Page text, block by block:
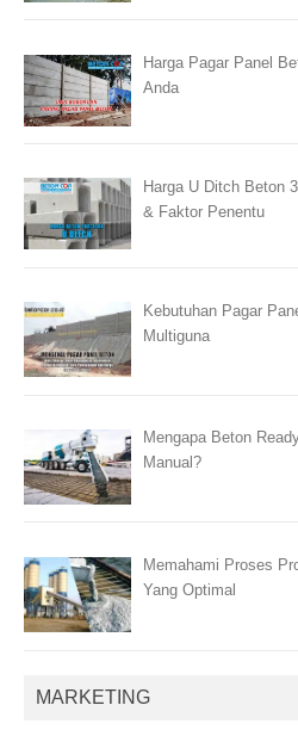
Harga Pagar Panel
Anda
Harga U Ditch Beton
& Faktor Penentu
Kebutuhan Pagar
Multiguna
Mengapa Beton
Manual?
Memahami Proses
Yang Optimal
MARKETING